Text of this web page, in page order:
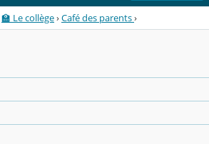
🏫 Le collège›Café des parents›